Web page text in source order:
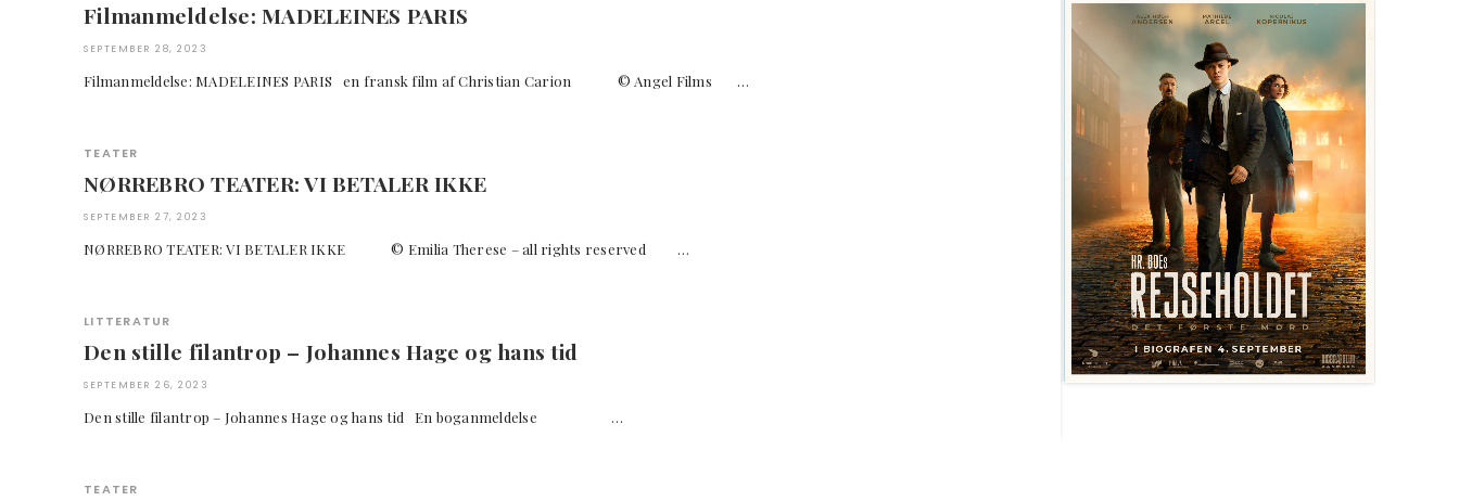
Filmanmeldelse: MADELEINES PARIS
SEPTEMBER 28, 2023
Filmanmeldelse: MADELEINES PARIS en fransk film af Christian Carion © Angel Films …
TEATER
NØRREBRO TEATER: VI BETALER IKKE
SEPTEMBER 27, 2023
NØRREBRO TEATER: VI BETALER IKKE © Emilia Therese – all rights reserved …
LITTERATUR
Den stille filantrop – Johannes Hage og hans tid
SEPTEMBER 26, 2023
Den stille filantrop – Johannes Hage og hans tid En boganmeldelse …
TEATER